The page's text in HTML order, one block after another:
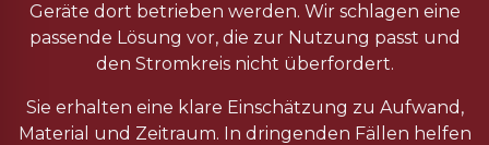
Geräte dort betrieben werden. Wir schlagen eine
passende Lösung vor, die zur Nutzung passt und
den Stromkreis nicht überfordert.
Sie erhalten eine klare Einschätzung zu Aufwand,
Material und Zeitraum. In dringenden Fällen helfen